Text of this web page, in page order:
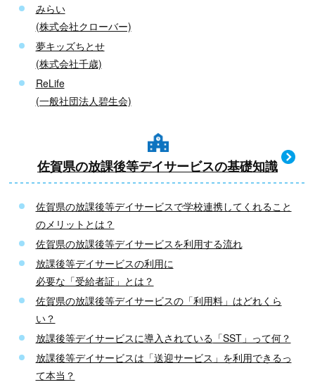
みらい
(株式会社クローバー)
夢キッズちとせ
(株式会社千歳)
ReLife
(一般社団法人碧生会)
佐賀県の放課後等デイサービスの基礎知識
佐賀県の放課後等デイサービスで学校連携してくれること
のメリットとは？
佐賀県の放課後等デイサービスを利用する流れ
放課後等デイサービスの利用に
必要な「受給者証」とは？
佐賀県の放課後等デイサービスの「利用料」はどれくら
い？
放課後等デイサービスに導入されている 「SST」って何？
放課後等デイサービスは「送迎サービス」を利用できるっ
て本当？